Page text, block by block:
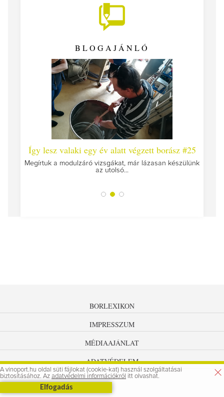
BLOGAJÁNLÓ
Így lesz valaki egy év alatt végzett borász #25
Megírtuk a modulzáró vizsgákat, már lázasan készülünk
az utolsó...
BORLEXIKON
IMPRESSZUM
MÉDIAAJÁNLAT
ADATVÉDELEM
A vinoport.hu oldal süti fájlokat (cookie-kat) használ szolgáltatásai
biztosításához. Az adatvédelmi információkról itt olvashat.
Elfogadás